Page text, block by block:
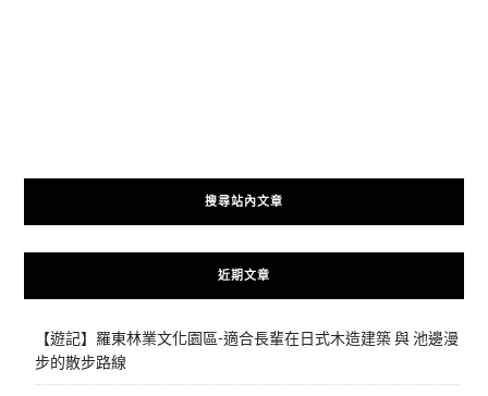
搜尋站內文章
近期文章
【遊記】羅東林業文化園區-適合長輩在日式木造建築 與 池邊漫
步的散步路線